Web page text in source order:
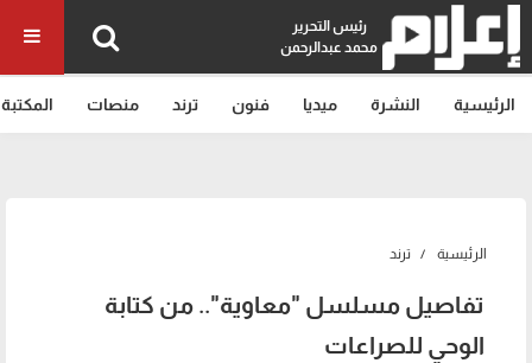
رئيس التحرير
محمد عبدالرحمن
الرئيسية النشرة ميديا فنون ترند منصات المكتبة
الرئيسية ترند
تفاصيل مسلسل "معاوية".. من كتابة
الوحي للصراعات